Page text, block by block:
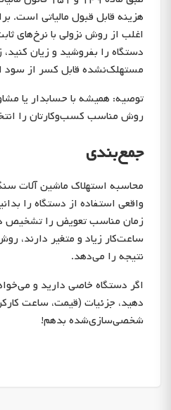
هزینه قابل قبول مالیاتی است.
اغلب از روش نزولی با نرخ‌های
دستگاه را بفروشید و زیان
مستهلک‌نشده قابل کسر از
توصیه: همیشه با حسابدار یا
روش مناسب کسب‌وکارتان را
جمع‌بندی
محاسبه استهلاک ماشین آلات
واقعی استفاده از دستگاه را
زمان مناسب تعویض را تشخیص
ساعت‌کار زیاد و متغیر دارند،
نتیجه را می‌دهد.
اگر دستگاه خاصی دارید و
دهید، جزئیات (قیمت، ساعت
شخصی‌سازی‌شده بدهم!